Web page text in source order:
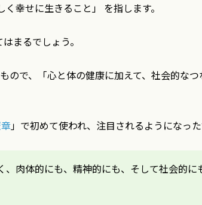
幸せに生きること」 を指します。
まるでしょう。
で、「心と体の健康に加えて、社会的な
」で初めて使われ、注目されるようになった
肉体的にも、精神的にも、そして社会的